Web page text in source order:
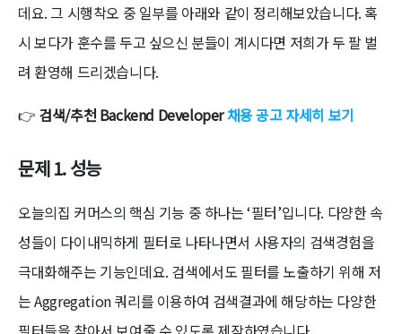
데요. 그 시행착오 중 일부를 아래와 같이 정리해보았습니다. 혹
시 보다가 훈수를 두고 싶으신 분들이 계시다면 저희가 두 팔 벌
려 환영해 드리겠습니다.
👉 검색/추천 Backend Developer채용 공고 자세히 보기
문제 1. 성능
오늘의집 커머스의 핵심 기능 중 하나는 ‘필터’입니다. 다양한 속
성들이 다이내믹하게 필터로 나타나면서 사용자의 검색경험을
극대화해주는 기능인데요. 검색에서도 필터를 노출하기 위해 저
는 Aggregation 쿼리를 이용하여 검색결과에 해당하는 다양한